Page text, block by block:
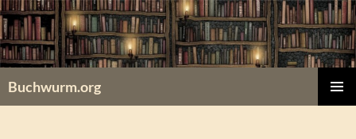
Zum
Inhalt
springen
Buchwurm.org